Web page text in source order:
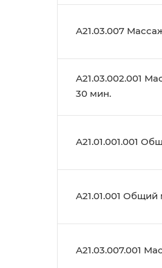
A21.03.007
A21.03.002.001
30 мин.
A21.01.001.001
A21.01.001
A21.03.007.001